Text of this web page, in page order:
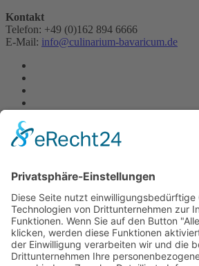
Kontakt
Telefon: +49 (0)162 894 6666
E-Mail: info@culinarium-bavaricum.de
Quick Links
Impressum
AGB
Datenschutzerklärung
Widerrufserklärung
Sitemap
CheckIn
Gewinnspiele Teilnahmebedingungen